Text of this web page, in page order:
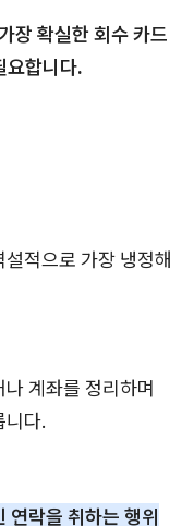
장 확실한 회수 카드
요합니다.
적으로 가장 냉정해
계좌를 정리하며
니다.
연락을 취하는 행위